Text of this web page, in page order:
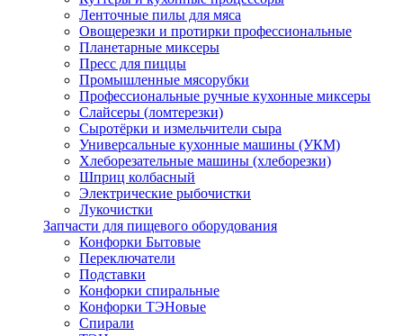
Ленточные пилы для мяса
Овощерезки и протирки профессиональные
Планетарные миксеры
Пресс для пиццы
Промышленные мясорубки
Профессиональные ручные кухонные миксеры
Слайсеры (ломтерезки)
Сыротёрки и измельчители сыра
Универсальные кухонные машины (УКМ)
Хлеборезательные машины (хлеборезки)
Шприц колбасный
Электрические рыбочистки
Лукочистки
Запчасти для пищевого оборудования
Конфорки Бытовые
Переключатели
Подставки
Конфорки спиральные
Конфорки ТЭНовые
Спирали